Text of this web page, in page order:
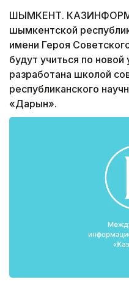
ШЫМКЕНТ. КАЗИНФОРМ
шымкентской
имени Героя
будут учиться по
разработана школой
республиканского
«Дарын».